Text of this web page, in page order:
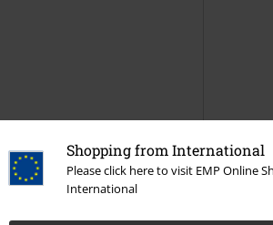
Shopping from International
Please click here to visit EMP Online
International